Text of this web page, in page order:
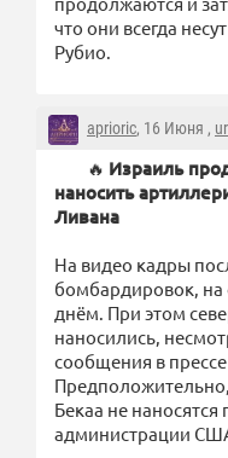
что они всегда
Рубио.
aprioric, 16 Июня , url
🔥 Израиль
наносить
Ливана
На видео кадры
бомбардировок, на
днём. При этом
наносились,
сообщения в
Бекаа не
администрации